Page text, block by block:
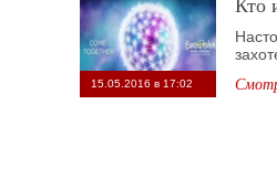
15.05.2016 в 17:02